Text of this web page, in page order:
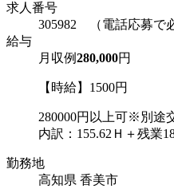
求人番号
305982 （電話応募で
給与
月収例280,000円
【時給】1500円
280000円以上可※別途
内訳：155.62Ｈ＋残業
勤務地
高知県 香美市